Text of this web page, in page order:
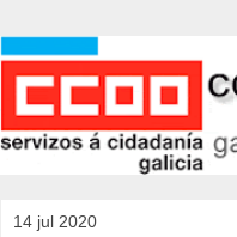
14 jul 2020